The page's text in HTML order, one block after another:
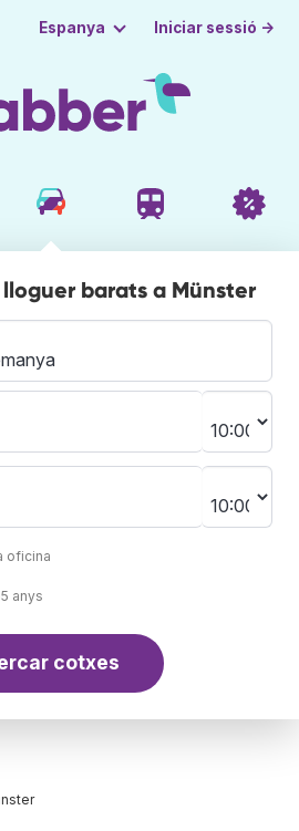
Espanya Iniciar sessió →
barats a Münster
oficina
anys
cotxes